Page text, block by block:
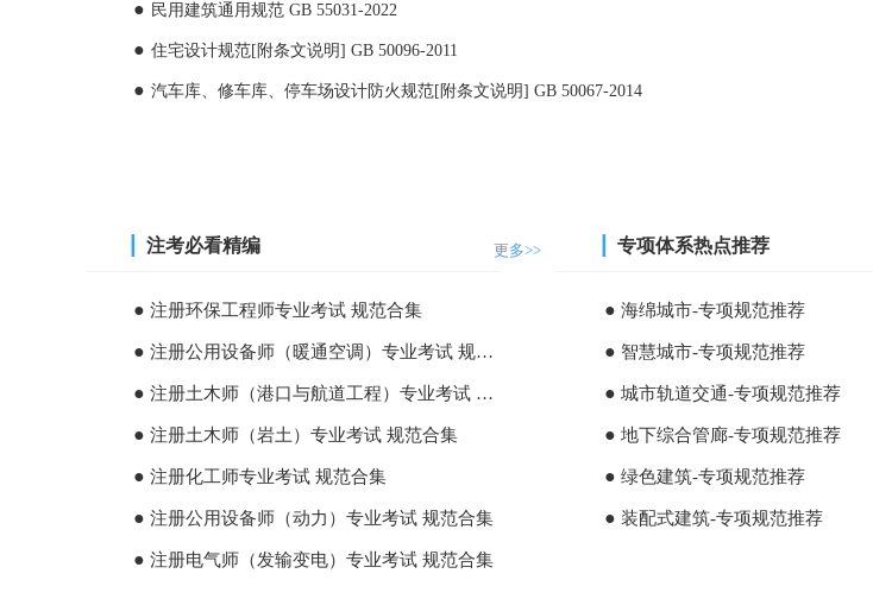
民用建筑通用规范 GB 55031-2022
住宅设计规范[附条文说明] GB 50096-2011
汽车库、修车库、停车场设计防火规范[附条文说明] GB 50067-2014
注考必看精编 更多>>
● 注册环保工程师专业考试 规范合集
● 注册公用设备师（暖通空调）专业考试 规范合集
● 注册土木师（港口与航道工程）专业考试 规范合集
● 注册土木师（岩土）专业考试 规范合集
● 注册化工师专业考试 规范合集
● 注册公用设备师（动力）专业考试 规范合集
● 注册电气师（发输变电）专业考试 规范合集
专项体系热点推荐
● 海绵城市-专项规范推荐
● 智慧城市-专项规范推荐
● 城市轨道交通-专项规范推荐
● 地下综合管廊-专项规范推荐
● 绿色建筑-专项规范推荐
● 装配式建筑-专项规范推荐